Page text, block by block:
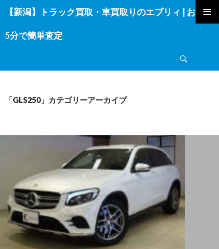
【新潟】トラック買取・車買取りのエブリィ | お電話
5分で簡単査定
ン
テ
へ
ッ「GLS250」カテゴリーアーカイブ